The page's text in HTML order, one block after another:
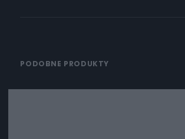
PODOBNE PRODUKTY